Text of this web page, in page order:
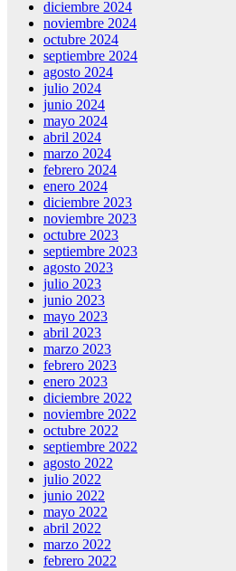
diciembre 2024
noviembre 2024
octubre 2024
septiembre 2024
agosto 2024
julio 2024
junio 2024
mayo 2024
abril 2024
marzo 2024
febrero 2024
enero 2024
diciembre 2023
noviembre 2023
octubre 2023
septiembre 2023
agosto 2023
julio 2023
junio 2023
mayo 2023
abril 2023
marzo 2023
febrero 2023
enero 2023
diciembre 2022
noviembre 2022
octubre 2022
septiembre 2022
agosto 2022
julio 2022
junio 2022
mayo 2022
abril 2022
marzo 2022
febrero 2022